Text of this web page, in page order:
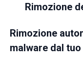
Rimozione
Rimozione
malware dal